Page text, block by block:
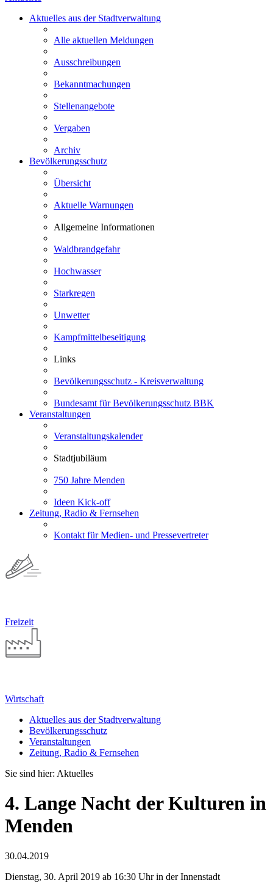
Aktuelles aus der Stadtverwaltung
Alle aktuellen Meldungen
Ausschreibungen
Bekanntmachungen
Stellenangebote
Vergaben
Archiv
Bevölkerungsschutz
Übersicht
Aktuelle Warnungen
Allgemeine Informationen
Waldbrandgefahr
Hochwasser
Starkregen
Unwetter
Kampfmittelbeseitigung
Links
Bevölkerungsschutz - Kreisverwaltung
Bundesamt für Bevölkerungsschutz BBK
Veranstaltungen
Veranstaltungskalender
Stadtjubiläum
750 Jahre Menden
Ideen Kick-off
Zeitung, Radio & Fernsehen
Kontakt für Medien- und Pressevertreter
Freizeit
Wirtschaft
Aktuelles aus der Stadtverwaltung
Bevölkerungsschutz
Veranstaltungen
Zeitung, Radio & Fernsehen
Sie sind hier: Aktuelles
4. Lange Nacht der Kulturen in
Menden
30.04.2019
Dienstag, 30. April 2019 ab 16:30 Uhr in der Innenstadt